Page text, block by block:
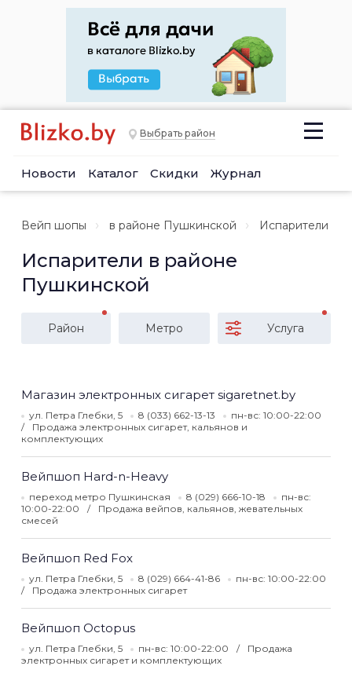
Выбрать район
Новости Каталог Скидки Журнал
Вейп шопы в районе Пушкинской Испарители
Испарители в районе
Пушкинской
Район Метро Услуга
Магазин электронных сигарет sigaretnet.by
ул. Петра Глебки, 5 8 (033) 662-13-13
пн-вс: 10:00-22:00
Продажа электронных сигарет, кальянов и
комплектующих
Вейпшоп Hard-n-Heavy
переход метро Пушкинская 8 (029) 666-10-18
пн-вс:
10:00-22:00
Продажа вейпов, кальянов, жевательных
смесей
Вейпшоп Red Fox
ул. Петра Глебки, 5 8 (029) 664-41-86
пн-вс: 10:00-22:00
Продажа электронных сигарет
Вейпшоп Octopus
ул. Петра Глебки, 5 пн-вс: 10:00-22:00
Продажа
электронных сигарет и комплектующих